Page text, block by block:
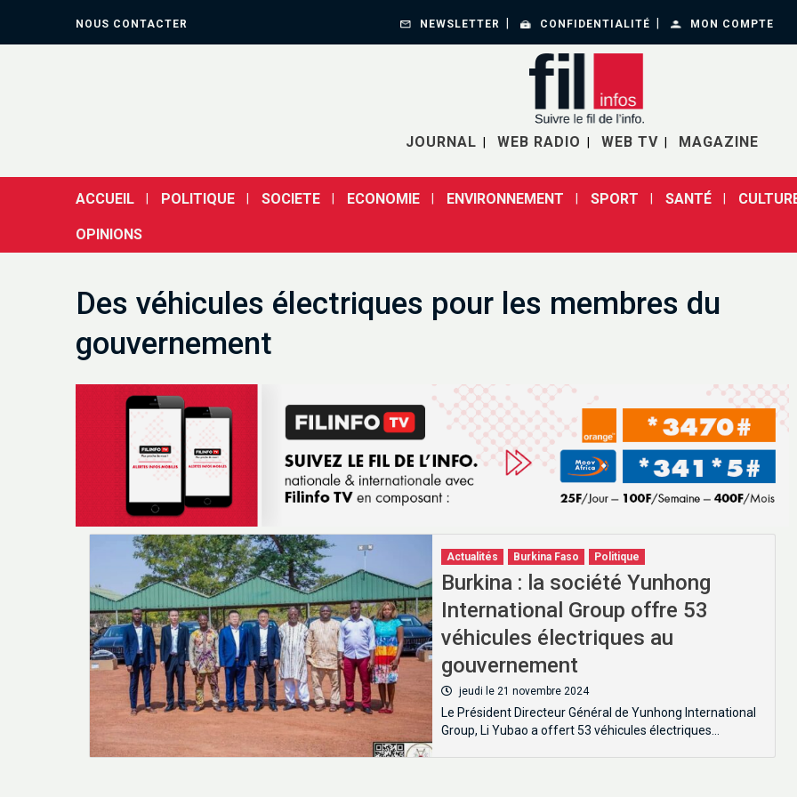
NOUS CONTACTER NEWSLETTER CONFIDENTIALITÉ MON COMPTE
JOURNAL WEB RADIO WEB TV MAGAZINE
ACCUEIL POLITIQUE SOCIETE ECONOMIE ENVIRONNEMENT SPORT SANTÉ
OPINIONS
Des véhicules électriques pour les membres du
gouvernement
Actualités Burkina Faso Politique
Burkina : la société Yunhong
International Group offre 53
véhicules électriques au
gouvernement
jeudi le 21 novembre 2024
Le Président Directeur Général de Yunhong International
Group, Li Yubao a offert 53 véhicules électriques…